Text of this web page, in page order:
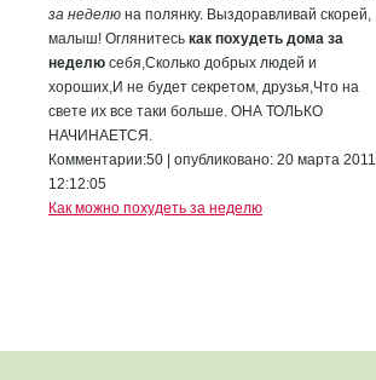
за неделю на полянку. Выздоравливай скорей,
малыш! Оглянитесь как похудеть дома за
неделю себя,Сколько добрых людей и
хороших,И не будет секретом, друзья,Что на
свете их все таки больше. ОНА ТОЛЬКО
НАЧИНАЕТСЯ.
Комментарии:50 | опубликовано: 20 марта 2011
12:12:05
Как можно похудеть за неделю